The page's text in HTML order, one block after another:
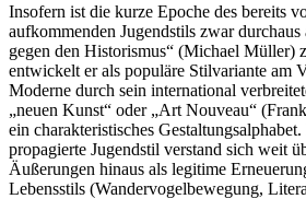
Insofern ist die kurze Epoche des bereits
aufkommenden Jugendstils zwar
gegen den Historismus“ (Michael Müller)
entwickelt er als populäre Stilvariante am
Moderne durch sein international
„neuen Kunst“ oder „Art Nouveau“
ein charakteristisches
propagierte Jugendstil verstand sich weit
Äußerungen hinaus als legitime
Lebensstils (Wandervogelbewegung,